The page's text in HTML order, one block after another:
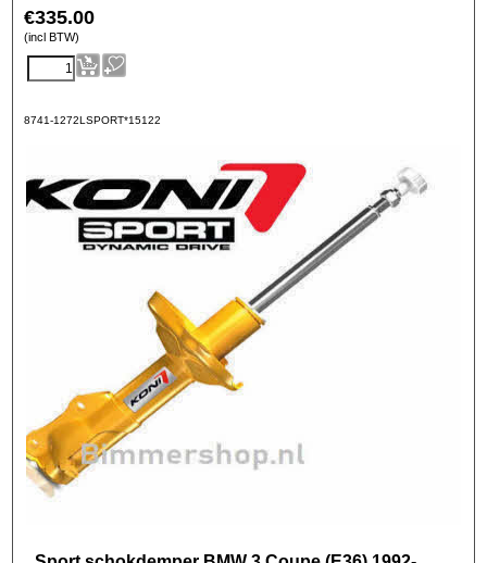
€335.00
(incl BTW)
8741-1272LSPORT*15122